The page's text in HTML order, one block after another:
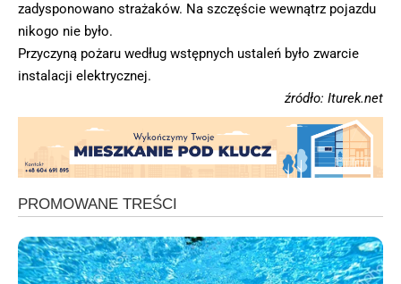
zadysponowano strażaków. Na szczęście wewnątrz pojazdu
nikogo nie było.
Przyczyną pożaru według wstępnych ustaleń było zwarcie
instalacji elektrycznej.
źródło: Iturek.net